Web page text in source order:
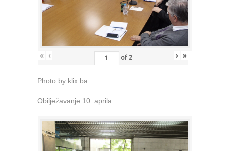
« ‹ of 2 › »
Photo by klix.ba
Obilježavanje 10. aprila